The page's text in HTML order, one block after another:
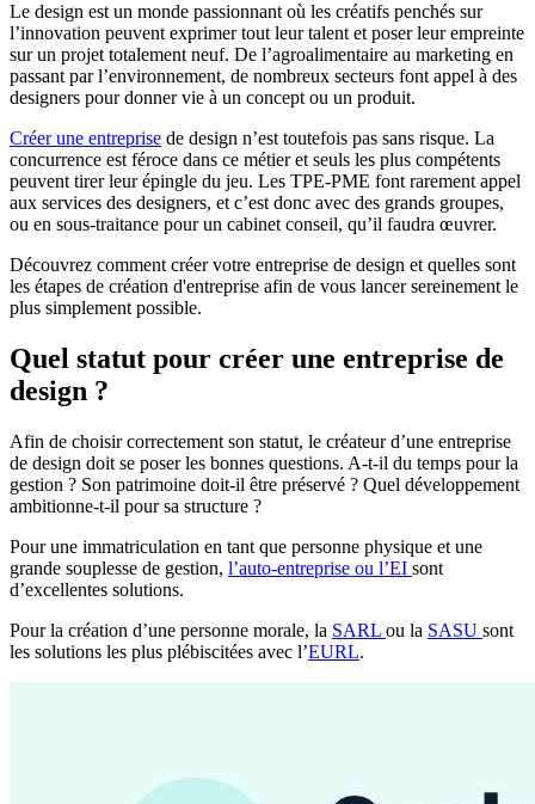
Le design est un monde passionnant où les créatifs penchés sur
l’innovation peuvent exprimer tout leur talent et poser leur empreinte
sur un projet totalement neuf. De l’agroalimentaire au marketing en
passant par l’environnement, de nombreux secteurs font appel à des
designers pour donner vie à un concept ou un produit.
Créer une entreprise de design n’est toutefois pas sans risque. La
concurrence est féroce dans ce métier et seuls les plus compétents
peuvent tirer leur épingle du jeu. Les TPE-PME font rarement appel
aux services des designers, et c’est donc avec des grands groupes,
ou en sous-traitance pour un cabinet conseil, qu’il faudra œuvrer.
Découvrez comment créer votre entreprise de design et quelles sont
les étapes de création d'entreprise afin de vous lancer sereinement le
plus simplement possible.
Quel statut pour créer une entreprise de
design ?
Afin de choisir correctement son statut, le créateur d’une entreprise
de design doit se poser les bonnes questions. A-t-il du temps pour la
gestion ? Son patrimoine doit-il être préservé ? Quel développement
ambitionne-t-il pour sa structure ?
Pour une immatriculation en tant que personne physique et une
grande souplesse de gestion, l’auto-entreprise ou l’EI sont
d’excellentes solutions.
Pour la création d’une personne morale, la SARL ou la SASU sont
les solutions les plus plébiscitées avec l’EURL.